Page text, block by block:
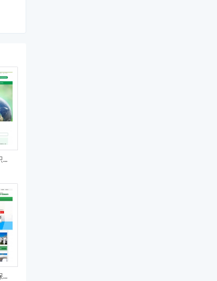
废品回收公司营销型织梦模板网站源码（带手机站）
响应式织梦营销型环保科技机械设备公司网站模板(自适应)